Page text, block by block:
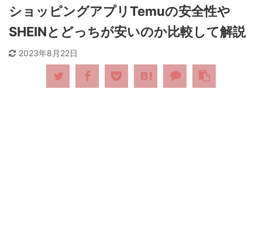
ショッピングアプリTemuの安全性や
SHEINとどっちが安いのか比較して解説
2023年8月22日